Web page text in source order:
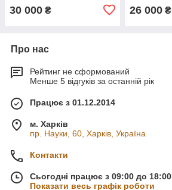
30 000 ₴ 26 000₴
Про нас
Рейтинг не сформований
Менше 5 відгуків за останній рік
Працює з 01.12.2014
м. Харків
пр. Науки, 60, Харків, Україна
Контакти
Сьогодні працює з 09:00 до 18:00
Показати весь графік роботи